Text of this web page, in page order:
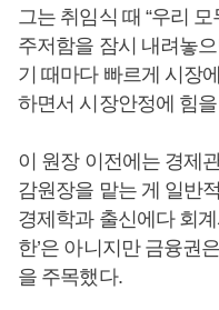
그는 취임식 때 “우리
주저함을 잠시 내려놓
기 때마다 빠르게 시장
하면서 시장안정에 힘
이 원장 이전에는 경제
감원장을 맡는 게 일반
경제학과 출신에다 회
한’은 아니지만 금융권
을 주목했다.